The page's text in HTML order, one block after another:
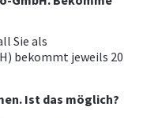
Sie als
bekommt jeweils 20
Ist das möglich?